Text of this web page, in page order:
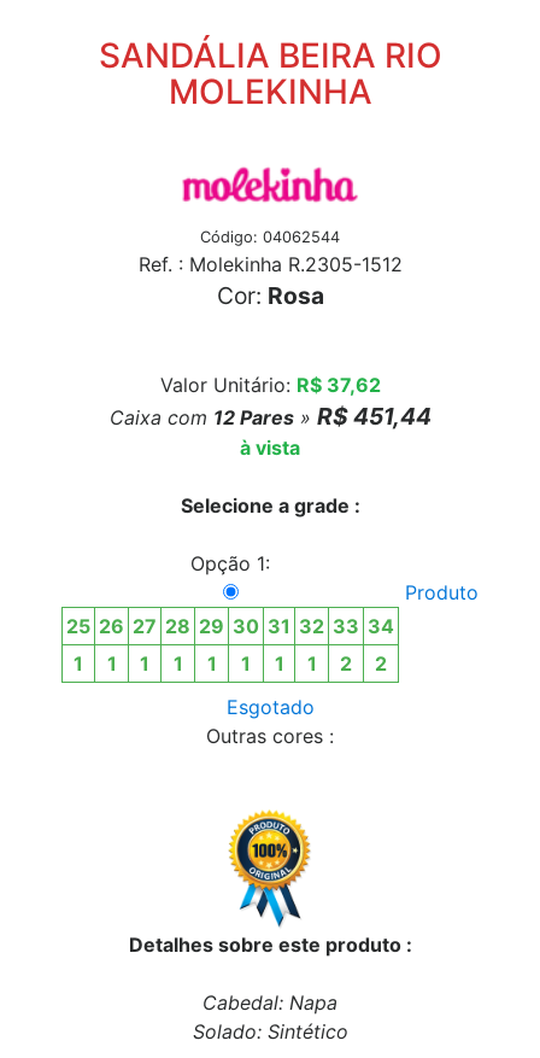
SANDÁLIA BEIRA RIO
MOLEKINHA
Código: 04062544
Ref. : Molekinha R.2305-1512
Cor: Rosa
Valor Unitário: R$ 37,62
Caixa com 12Pares» R$ 451,44
à vista
Selecione a grade :
Opção 1:
25 26 27 28 29 30 31 32 33 34
1
1 1 1 1 1 1 1 2 2
Produto
Esgotado
Outras cores :
Detalhes sobre este produto :
Cabedal: Napa
Solado: Sintético